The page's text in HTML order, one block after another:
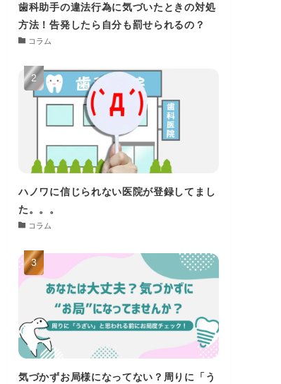
歯科助手の違法行為に気づいたときの対処
方法！告発したら自分も罰せられるの？
コラム
ハノワに信じられない医院が登録してまし
た。。。
コラム
気づかずお局様になってない？周りに「う